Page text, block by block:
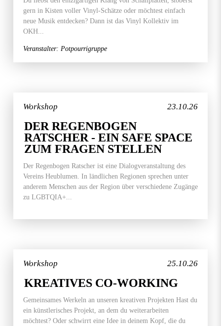
gern in Kisten voller Vinyl-Schätze oder möchtest einfach
neue Musik entdecken? Dann ist das Vinyl Kollektiv im
OKH...
Veranstalter: Potpourrigruppe
23.10.26
Workshop
DER REGENBOGEN
RATSCHER - EIN SAFE SPACE
ZUM FRAGEN STELLEN
Der Regenbogen Ratscher ist eine Dialogveranstaltung des
Vereins Heublumen. In ländlichen Regionen sprechen unter
anderem Menschen aus der Region über verschiedene Zugänge
zu LGBTQIA+...
25.10.26
Workshop
KREATIVES CO-WORKING
Gemeinsames Werkeln an unseren kreativen Projekten Hast du
ein künstlerisches Projekt, an dem du weiterarbeiten
möchtest? Oder schwirrt eine Idee in deinem Kopf, die du